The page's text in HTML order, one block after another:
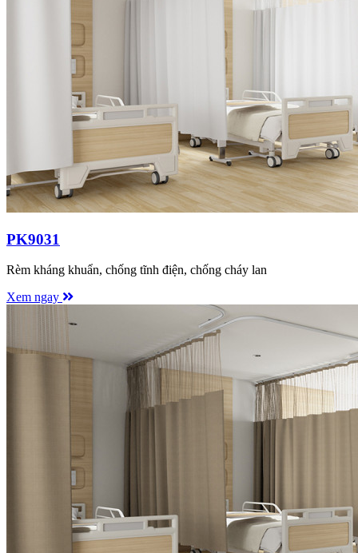
PK9031
Rèm kháng khuẩn, chống tĩnh điện, chống cháy lan
Xem ngay